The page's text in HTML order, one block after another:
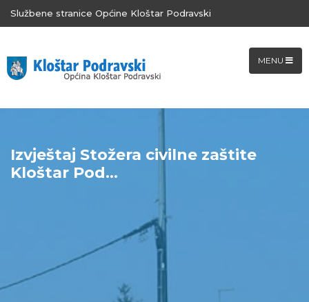
Službene stranice Općine Kloštar Podravski
MENU
Izvještaj Stožera civilne zaštite
Kloštar Pod...